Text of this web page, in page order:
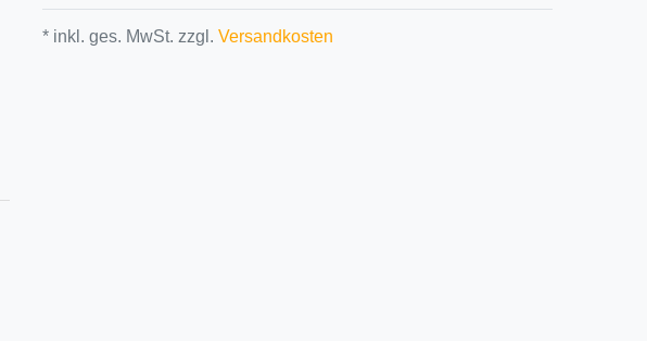
* inkl. ges. MwSt. zzgl. Versandkosten